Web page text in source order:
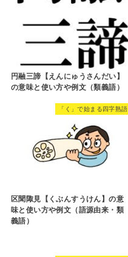
円融三諦【えんにゅうさんだい】
の意味と使い方や例文（類義語）
「く」で始まる四字熟語
区聞陬見【くぶんすうけん】の意
味と使い方や例文（語源由来・類
義語）